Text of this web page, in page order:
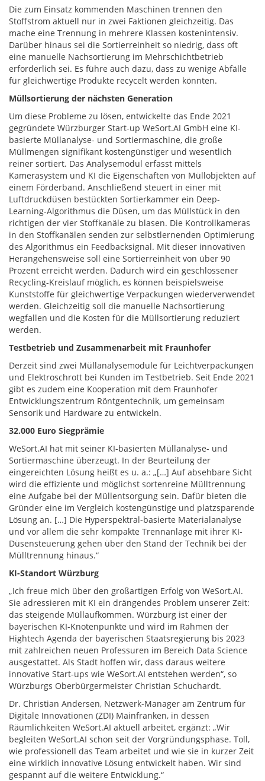
Die zum Einsatz kommenden Maschinen trennen den
Stoffstrom aktuell nur in zwei Faktionen gleichzeitig. Das
mache eine Trennung in mehrere Klassen kostenintensiv.
Darüber hinaus sei die Sortierreinheit so niedrig, dass oft
eine manuelle Nachsortierung im Mehrschichtbetrieb
erforderlich sei. Es führe auch dazu, dass zu wenige Abfälle
für gleichwertige Produkte recycelt werden könnten.
Müllsortierung der nächsten Generation
Um diese Probleme zu lösen, entwickelte das Ende 2021
gegründete Würzburger Start-up WeSort.AI GmbH eine KI-
basierte Müllanalyse- und Sortiermaschine, die große
Müllmengen signifikant kostengünstiger und wesentlich
reiner sortiert. Das Analysemodul erfasst mittels
Kamerasystem und KI die Eigenschaften von Müllobjekten auf
einem Förderband. Anschließend steuert in einer mit
Luftdruckdüsen bestückten Sortierkammer ein Deep-
Learning-Algorithmus die Düsen, um das Müllstück in den
richtigen der vier Stoffkanäle zu blasen. Die Kontrollkameras
in den Stoffkanälen senden zur selbstlernenden Optimierung
des Algorithmus ein Feedbacksignal. Mit dieser innovativen
Herangehensweise soll eine Sortierreinheit von über 90
Prozent erreicht werden. Dadurch wird ein geschlossener
Recycling-Kreislauf möglich, es können beispielsweise
Kunststoffe für gleichwertige Verpackungen wiederverwendet
werden. Gleichzeitig soll die manuelle Nachsortierung
wegfallen und die Kosten für die Müllsortierung reduziert
werden.
Testbetrieb und Zusammenarbeit mit Fraunhofer
Derzeit sind zwei Müllanalysemodule für Leichtverpackungen
und Elektroschrott bei Kunden im Testbetrieb. Seit Ende 2021
gibt es zudem eine Kooperation mit dem Fraunhofer
Entwicklungszentrum Röntgentechnik, um gemeinsam
Sensorik und Hardware zu entwickeln.
32.000 Euro Siegprämie
WeSort.AI hat mit seiner KI-basierten Müllanalyse- und
Sortiermaschine überzeugt. In der Beurteilung der
eingereichten Lösung heißt es u. a.: „[…] Auf absehbare Sicht
wird die effiziente und möglichst sortenreine Mülltrennung
eine Aufgabe bei der Müllentsorgung sein. Dafür bieten die
Gründer eine im Vergleich kostengünstige und platzsparende
Lösung an. […] Die Hyperspektral-basierte Materialanalyse
und vor allem die sehr kompakte Trennanlage mit ihrer KI-
Düsensteuerung gehen über den Stand der Technik bei der
Mülltrennung hinaus.“
KI-Standort Würzburg
„Ich freue mich über den großartigen Erfolg von WeSort.AI.
Sie adressieren mit KI ein drängendes Problem unserer Zeit:
das steigende Müllaufkommen. Würzburg ist einer der
bayerischen KI-Knotenpunkte und wird im Rahmen der
Hightech Agenda der bayerischen Staatsregierung bis 2023
mit zahlreichen neuen Professuren im Bereich Data Science
ausgestattet. Als Stadt hoffen wir, dass daraus weitere
innovative Start-ups wie WeSort.AI entstehen werden“, so
Würzburgs Oberbürgermeister Christian Schuchardt.
Dr. Christian Andersen, Netzwerk-Manager am Zentrum für
Digitale Innovationen (ZDI) Mainfranken, in dessen
Räumlichkeiten WeSort.AI aktuell arbeitet, ergänzt: „Wir
begleiten WeSort.AI schon seit der Vorgründungsphase. Toll,
wie professionell das Team arbeitet und wie sie in kurzer Zeit
eine wirklich innovative Lösung entwickelt haben. Wir sind
gespannt auf die weitere Entwicklung.“